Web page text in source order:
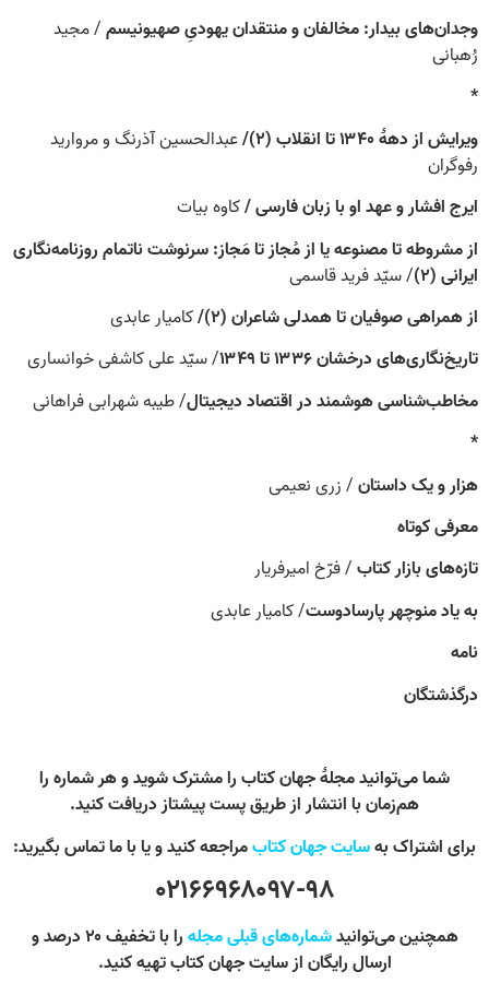
وجدان‌های بیدار: مخالفان و منتقدان یهودیِ صهیونیسم/ مجید
رُهبانی
*
ویرایش از دهۀ ۱۳۴۰ تا انقلاب (۲)/
عبدالحسین آذرنگ و مروارید
رفوگران
ایرج افشار و عهد او با زبان فارسی /کاوه بیات
از مشروطه تا مصنوعه یا از مُجاز تا مَجاز: سرنوشت ناتمام روزنامه‌نگاری
ایرانی (۲)
/ سیّد فرید قاسمی
از همراهی صوفیان تا همدلی شاعران (۲)/
کامیار عابدی
تاریخ‌نگاری‌های درخشان ۱۳۳۶ تا ۱۳۴۹
/ سیّد علی کاشفی خوانساری
مخاطب‌شناسی هوشمند در اقتصاد دیجیتال/ طیبه شهرابی فراهانی
*
هزار و یک داستان/ زری نعیمی
معرفی کوتاه
تازه‌های بازار کتاب/ فرّخ امیرفریار
به یاد منوچهر پارسادوست/ کامیار عابدی
نامه
درگذشتگان
شما می‌توانید مجلۀ جهان کتاب را مشترک شوید و هر شماره را
هم‌زمان با انتشار از طریق پست پیشتاز دریافت کنید.
برای اشتراک بهسایت جهان کتابمراجعه کنید و یا با ما تماس بگیرید:
۰۲۱۶۶۹۶۸۰۹۷-۹۸
همچنین می‌توانیدشماره‌های قبلی مجله
را با تخفیف ۲۰ درصد و
ارسال رایگان از سایت جهان کتاب تهیه کنید.